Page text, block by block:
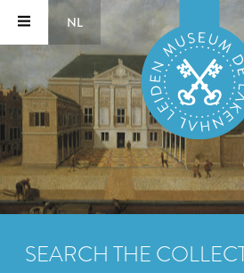
NL
SEARCH THE